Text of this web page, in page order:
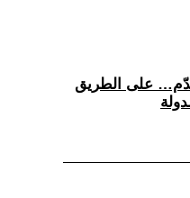
على الطريق